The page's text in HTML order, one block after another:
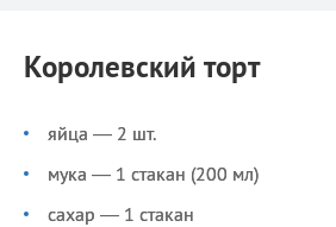
Королевский торт
яйца — 2 шт.
мука — 1 стакан (200 мл)
сахар — 1 стакан